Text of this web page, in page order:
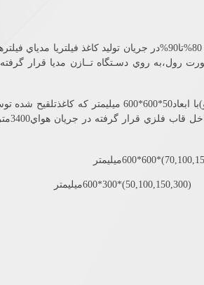
80%تا90%در جريان توليد كاغذ فيلتريا مدياي
روي دسـتگاه تــازن مديا قرار گرفته
ابعاد50
*
600
*
600ميليمتر كه كاغذتلقيح شده
قاب فلزي قرار گرفته در جريان هواي3400
)*
600
*
600ميليمتر
(
50,100,150,300
)*
300
*
600ميليمتر